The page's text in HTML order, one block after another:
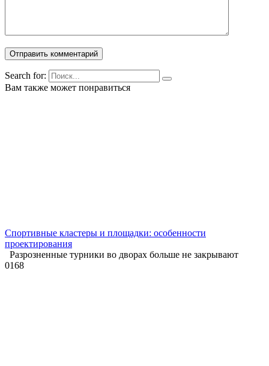
Search for:
Вам также может понравиться
Спортивные кластеры и площадки: особенности
проектирования
Разрозненные турники во дворах больше не закрывают
0168